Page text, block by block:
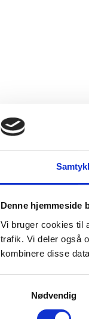
Denne hjemmeside
Vi bruger cookies til
trafik. Vi deler også
kombinere disse
Nødvendig